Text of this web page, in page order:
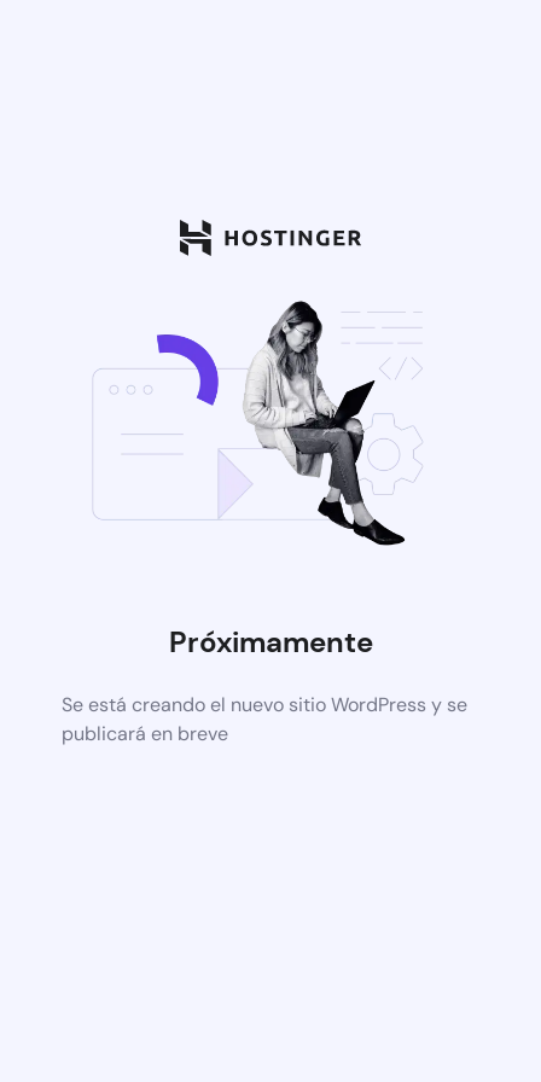
Próximamente
Se está creando el nuevo sitio WordPress y se
publicará en breve